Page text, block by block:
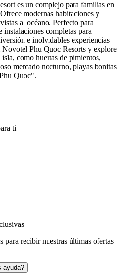
es un complejo para familias en
modernas habitaciones y
al océano. Perfecto para
instalaciones completas para
e inolvidables experiencias
Phu Quoc Resorts y explore
como huertas de pimientos,
mercado nocturno, playas bonitas
Quoc".
ti
para recibir nuestras últimas ofertas
ayuda?